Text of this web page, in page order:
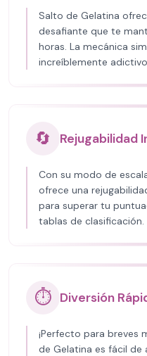
Salto de Gelatina
desafiante que te
horas. La mecánica
increíblemente
🔄 Rejugabilidad
Con su modo de
ofrece una
para superar tu
tablas de clasificación.
⏱️ Diversión
¡Perfecto para breves
de Gelatina es fácil de